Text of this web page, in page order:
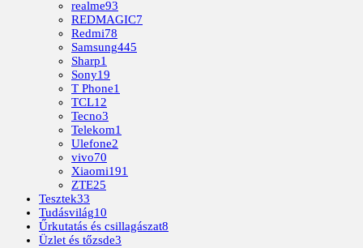
realme93
REDMAGIC7
Redmi78
Samsung445
Sharp1
Sony19
T Phone1
TCL12
Tecno3
Telekom1
Ulefone2
vivo70
Xiaomi191
ZTE25
Tesztek33
Tudásvilág10
Űrkutatás és csillagászat8
Üzlet és tőzsde3